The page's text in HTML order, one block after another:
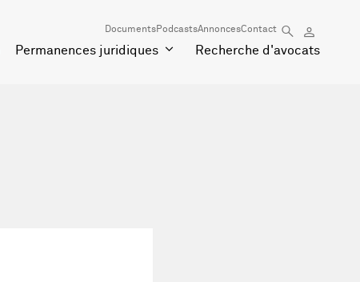
DocumentsPodcastsAnnoncesContact
Permanences juridiques Recherche d'avocats